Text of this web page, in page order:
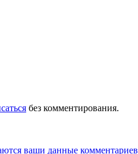
без комментирования.
ваши данные комментариев